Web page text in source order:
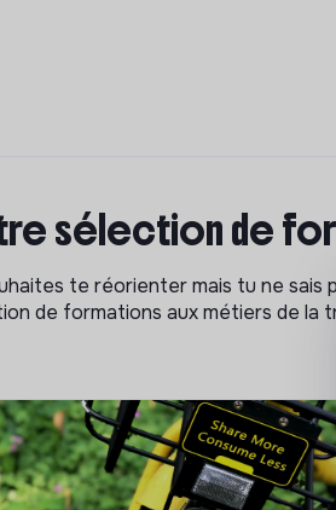
sélection de
te réorienter mais tu ne sais
de formations aux métiers de la